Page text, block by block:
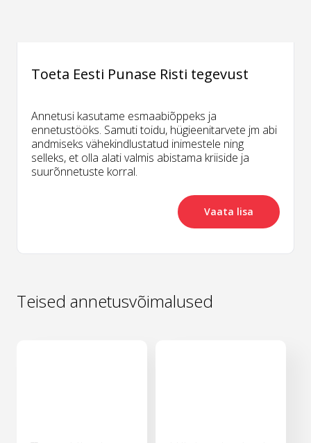
Toeta Eesti Punase Risti tegevust
Annetusi kasutame esmaabiõppeks ja
ennetustööks. Samuti toidu, hügieenitarvete jm abi
andmiseks vähekindlustatud inimestele ning
selleks, et olla alati valmis abistama kriiside ja
suurõnnetuste korral.
Vaata lisa
Teised annetusvõimalused